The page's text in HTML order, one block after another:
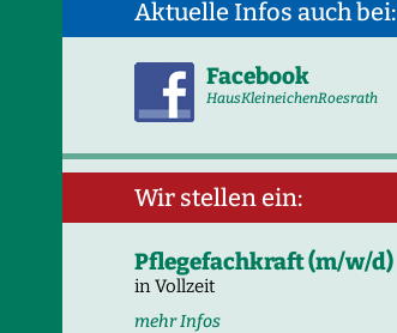
Aktuelle Infos auch bei:
Facebook
HausKleineichenRoesrath
Wir stellen ein:
Pflegefachkraft (m/w/d)
in Vollzeit
mehr Infos